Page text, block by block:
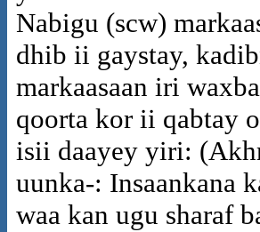
Nabigu (scw)
dhib ii gaystay,
markaasaan iri
qoorta kor ii qabtay
isii daayey yiri:
uunka-: Insaankana
waa kan ugu sharaf